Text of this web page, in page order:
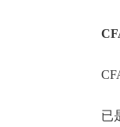
CFA
CFA
已是